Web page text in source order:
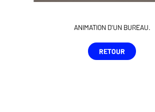
ANIMATION D'UN BUREAU.
RETOUR